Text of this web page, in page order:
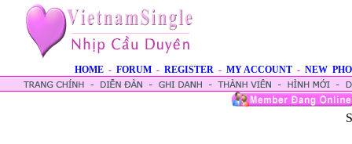
HOME - FORUM - REGISTER - MY ACCOUNT - NEW